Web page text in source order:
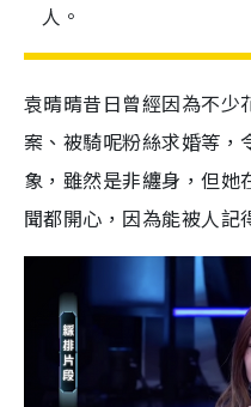
人。
袁晴晴昔日曾經因為不少
案、被騎呢粉絲求婚等，
象，雖然是非纏身，但她
聞都開心，因為能被人記